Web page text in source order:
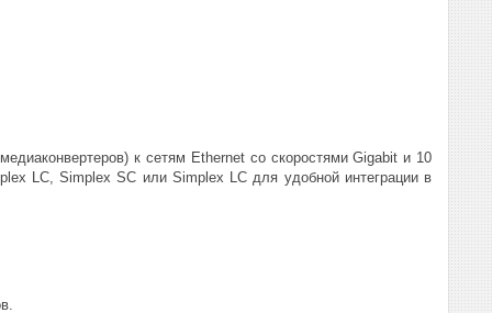
к сетям Ethernet со скоростями Gigabit и 10
LC, Simplex SC или Simplex LC для удобной интеграции в